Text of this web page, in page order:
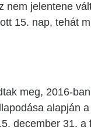
nem jelentene
15. nap, tehát
meg, 2016-
alapján
december 31. a